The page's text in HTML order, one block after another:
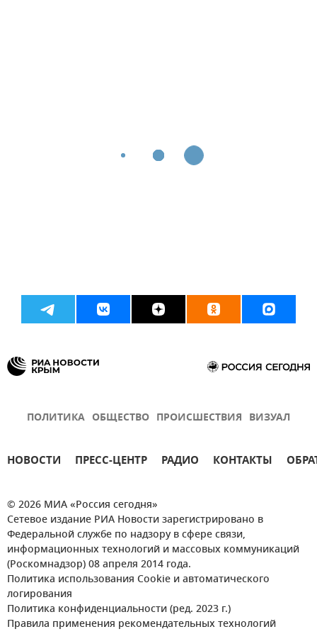
ПОЛИТИКА ОБЩЕСТВО ПРОИСШЕСТВИЯ ВИЗУАЛ
НОВОСТИ ПРЕСС-ЦЕНТР РАДИО КОНТАКТЫ
© 2026 МИА «Россия сегодня»
Сетевое издание РИА Новости зарегистрировано в
Федеральной службе по надзору в сфере связи,
информационных технологий и массовых коммуникаций
(Роскомнадзор) 08 апреля 2014 года.
Политика использования Cookie и автоматического
логирования
Политика конфиденциальности (ред. 2023 г.)
Правила применения рекомендательных технологий